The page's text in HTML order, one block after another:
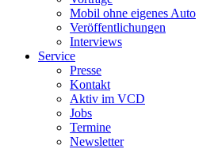
Mobil ohne eigenes Auto
Veröffentlichungen
Interviews
Service
Presse
Kontakt
Aktiv im VCD
Jobs
Termine
Newsletter